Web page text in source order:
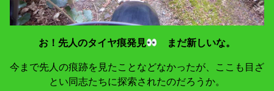
お！先人のタイヤ痕発見
まだ新しいな。
今まで先人の痕跡を見たことなどなかったが、ここも目ざ
とい同志たちに探索されたのだろうか。